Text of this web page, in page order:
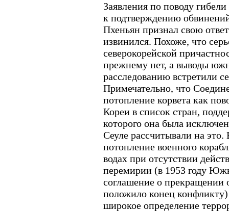
Заявления по поводу
к подтверждению
Пхеньян признал свою
извинился. Похоже, что
северокорейской
прежнему нет, а выводы
расследованию встретили
Примечательно, что
потопление корвета как
Кореи в список стран,
которого она была
Сеуле рассчитывали на
потопление военного
водах при отсутствии
перемирии (в 1953 году
соглашение о прекращении
положило конец
широкое определение